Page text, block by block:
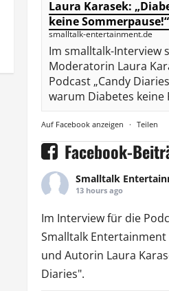
Laura Karasek:
keine Sommerpause!“
smalltalk-entertainment.de
Im smalltalk-Interview
Moderatorin Laura
Podcast „Candy
warum Diabetes keine
Auf Facebook anzeigen · Teilen
Facebook-
Smalltalk
13 hours ago
Im Interview für die
Smalltalk Entertainment
und Autorin Laura
Diaries".